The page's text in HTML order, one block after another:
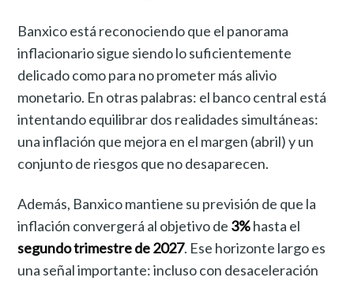
Banxico está reconociendo que el panorama
inflacionario sigue siendo lo suficientemente
delicado como para no prometer más alivio
monetario. En otras palabras: el banco central está
intentando equilibrar dos realidades simultáneas:
una inflación que mejora en el margen (abril) y un
conjunto de riesgos que no desaparecen.
Además, Banxico mantiene su previsión de que la
inflación convergerá al objetivo de 3%hasta el
segundo trimestre de 2027. Ese horizonte largo es
una señal importante: incluso con desaceleración